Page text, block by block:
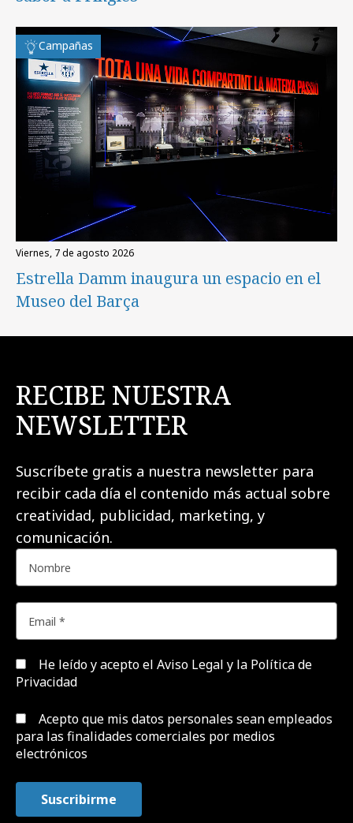
Campañas
viernes, 7 de agosto 2026
Estrella Damm inaugura un espacio en el
Museo del Barça
RECIBE NUESTRA
NEWSLETTER
Suscríbete gratis a nuestra newsletter para
recibir cada día el contenido más actual sobre
creatividad, publicidad, marketing, y
comunicación.
He leído y acepto el Aviso Legal y la Política de
Privacidad
Acepto que mis datos personales sean empleados
para las finalidades comerciales por medios
electrónicos